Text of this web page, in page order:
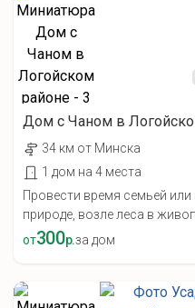
Дом с Чаном в
34 км от Минска
1 дом на 4 места
Провести время семьей
природе, возле леса в
от300р.за дом